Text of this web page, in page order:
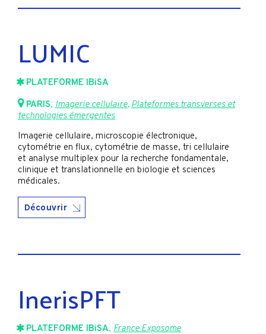
LUMIC
PLATEFORME IBiSA
PARIS, Imagerie cellulaire,Plateformes transverses et
technologies émergentes
Imagerie cellulaire, microscopie électronique,
cytométrie en flux, cytométrie de masse, tri cellulaire
et analyse multiplex pour la recherche fondamentale,
clinique et translationnelle en biologie et sciences
médicales.
Découvrir
InerisPFT
PLATEFORME IBiSA, France Exposome